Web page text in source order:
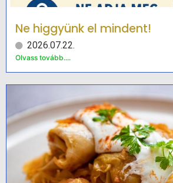
Ne higgyünk el mindent!
2026.07.22.
Olvass tovább....